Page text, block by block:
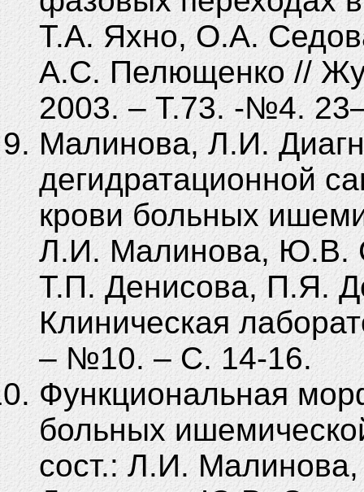
Т.А. Яхно, О.А.
А.С. Пелющенко //
2003. – Т.73. -№4.
Малинова, Л.И.
дегидратационной
крови больных
Л.И. Малинова, Ю.В.
Т.П. Денисова, П.Я.
Клиническая
– №10. – С. 14-16.
Функциональная
больных
сост.: Л.И.